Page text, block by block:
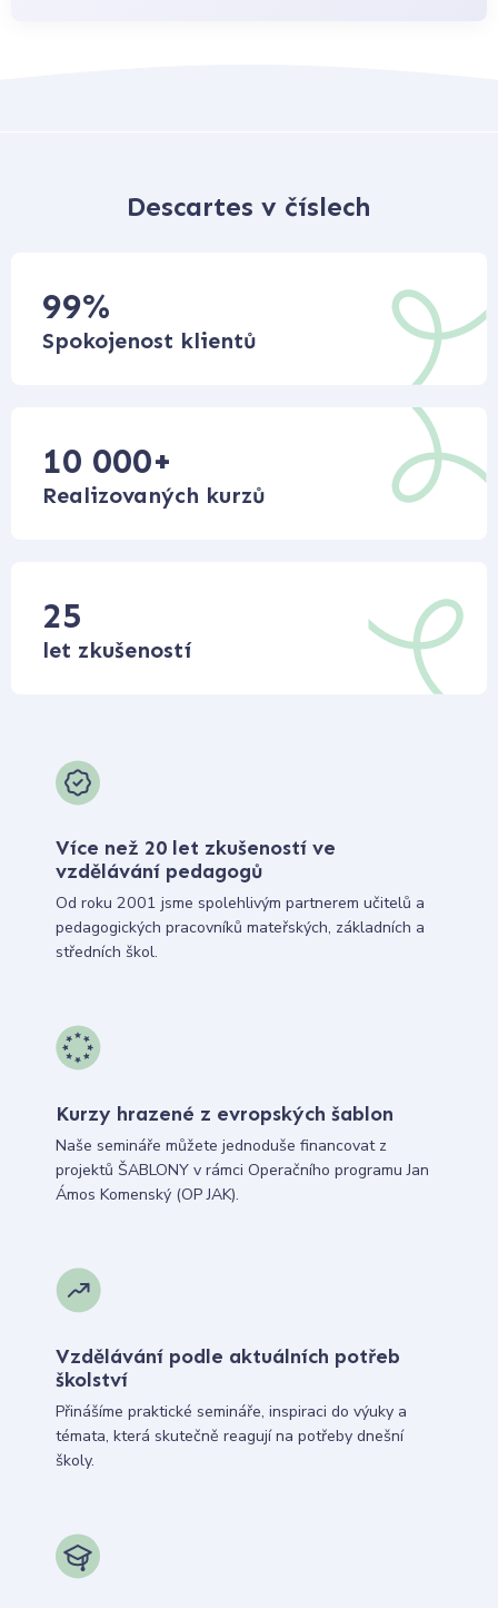
Descartes v číslech
99%
Spokojenost klientů
10 000+
Realizovaných kurzů
25
let zkušeností
Více než 20 let zkušeností ve
vzdělávání pedagogů
Od roku 2001 jsme spolehlivým partnerem učitelů a
pedagogických pracovníků mateřských, základních a
středních škol.
Kurzy hrazené z evropských šablon
Naše semináře můžete jednoduše financovat z
projektů ŠABLONY v rámci Operačního programu Jan
Ámos Komenský (OP JAK).
Vzdělávání podle aktuálních potřeb
školství
Přinášíme praktické semináře, inspiraci do výuky a
témata, která skutečně reagují na potřeby dnešní
školy.